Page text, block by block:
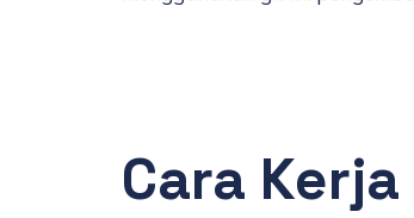
Cara Kerja